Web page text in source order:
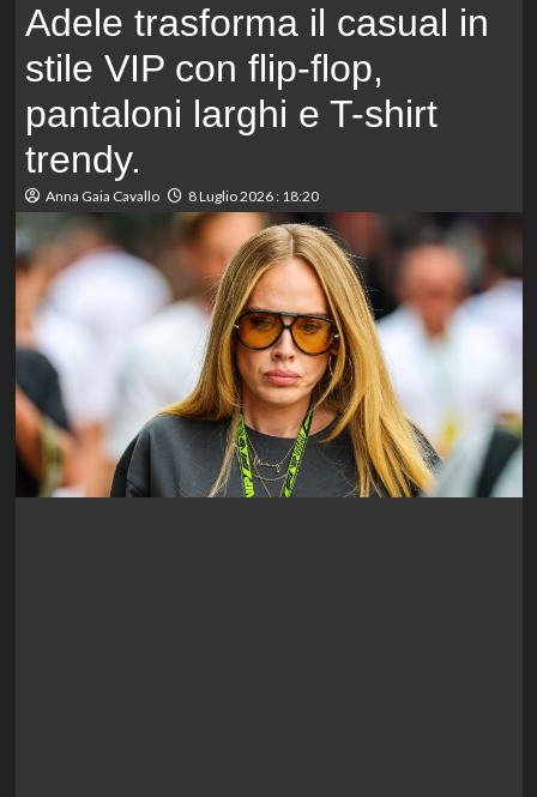
Adele trasforma il casual in
stile VIP con flip-flop,
pantaloni larghi e T-shirt
trendy.
Anna Gaia Cavallo 8 Luglio 2026 : 18:20